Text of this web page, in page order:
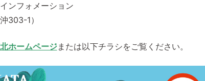
ンフォメーション
303-1）
ホームページまたは以下チラシをご覧ください。